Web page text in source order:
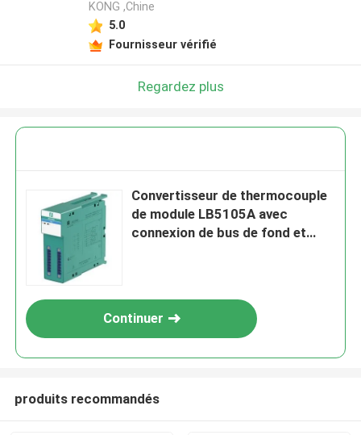
KONG ,Chine
5.0
Fournisseur vérifié
Regardez plus
Convertisseur de thermocouple
de module LB5105A avec
connexion de bus de fond et
Continuer
produits recommandés